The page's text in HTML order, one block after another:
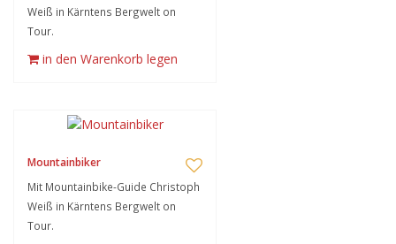
Weiß in Kärntens Bergwelt on
Tour.
in den Warenkorb legen
Mountainbiker
Mit Mountainbike-Guide Christoph
Weiß in Kärntens Bergwelt on
Tour.